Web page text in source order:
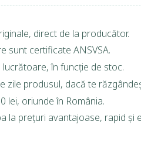
direct de la producător.
sunt certificate ANSVSA.
în funcție de stoc.
zile produsul, dacă te
lei, oriunde în România.
la prețuri avantajoase, rapid și